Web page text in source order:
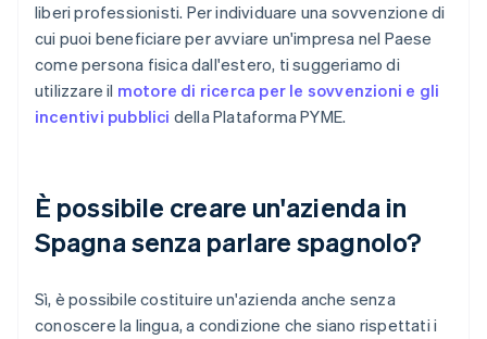
liberi professionisti. Per individuare una sovvenzione di
cui puoi beneficiare per avviare un'impresa nel Paese
come persona fisica dall'estero, ti suggeriamo di
utilizzare il motore di ricerca per le sovvenzioni e gli
incentivi pubblici della Plataforma PYME.
È possibile creare un'azienda in
Spagna senza parlare spagnolo?
Sì, è possibile costituire un'azienda anche senza
conoscere la lingua, a condizione che siano rispettati i